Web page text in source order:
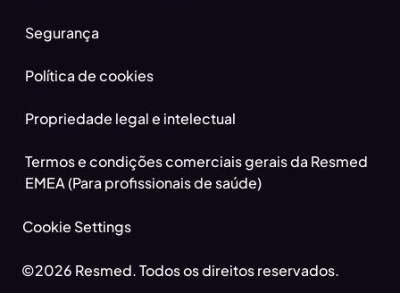
Segurança
Política de cookies
Propriedade legal e intelectual
Termos e condições comerciais gerais da Resmed
EMEA (Para profissionais de saúde)
Cookie Settings
©2026 Resmed. Todos os direitos reservados.